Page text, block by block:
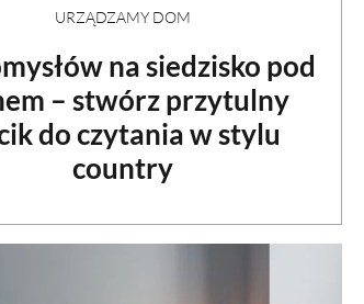
URZĄDZAMY DOM
na siedzisko pod
– stwórz przytulny
do czytania w stylu
country